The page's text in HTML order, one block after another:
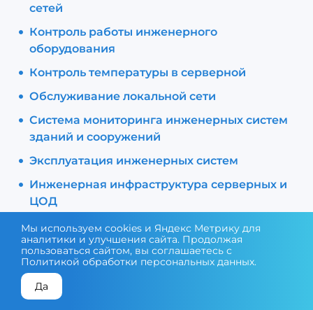
сетей
Контроль работы инженерного
оборудования
Контроль температуры в серверной
Обслуживание локальной сети
Система мониторинга инженерных систем
зданий и сооружений
Эксплуатация инженерных систем
Инженерная инфраструктура серверных и
ЦОД
Сервисное обслуживание и эксплуатация
инженерных систем
Поставка оборудования и
КОНСУЛЬТАЦИЯ ЭКСПЕРТА
Мы используем cookies и Яндекс Метрику для
аналитики и улучшения сайта. Продолжая
пользоваться сайтом, вы соглашаетесь с
Политикой обработки персональных данных.
Да